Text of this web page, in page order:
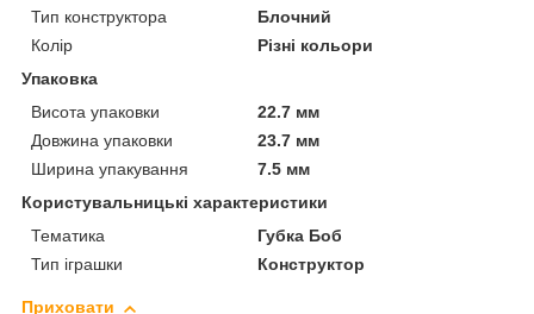
Тип конструктора
Блочний
Колір
Різні кольори
Упаковка
Висота упаковки
22.7 мм
Довжина упаковки
23.7 мм
Ширина упакування
7.5 мм
Користувальницькі характеристики
Тематика
Губка Боб
Тип іграшки
Конструктор
Приховати